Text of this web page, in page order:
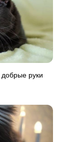
руки